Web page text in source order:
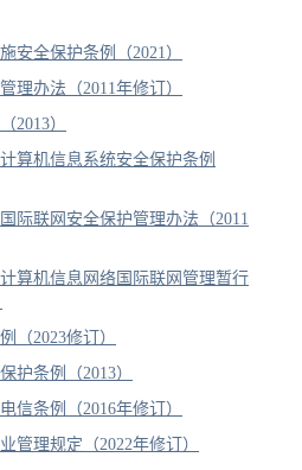
安全保护条例（2021）
理办法（2011年修订）
2013）
算机信息系统安全保护条例
际联网安全保护管理办法（2011
算机信息网络国际联网管理暂行
（2023修订）
护条例（2013）
信条例（2016年修订）
管理规定（2022年修订）